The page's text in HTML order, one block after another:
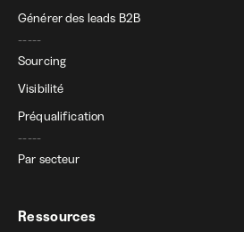
Générer des leads B2B
-----
Sourcing
Visibilité
Préqualification
-----
Par secteur
Ressources